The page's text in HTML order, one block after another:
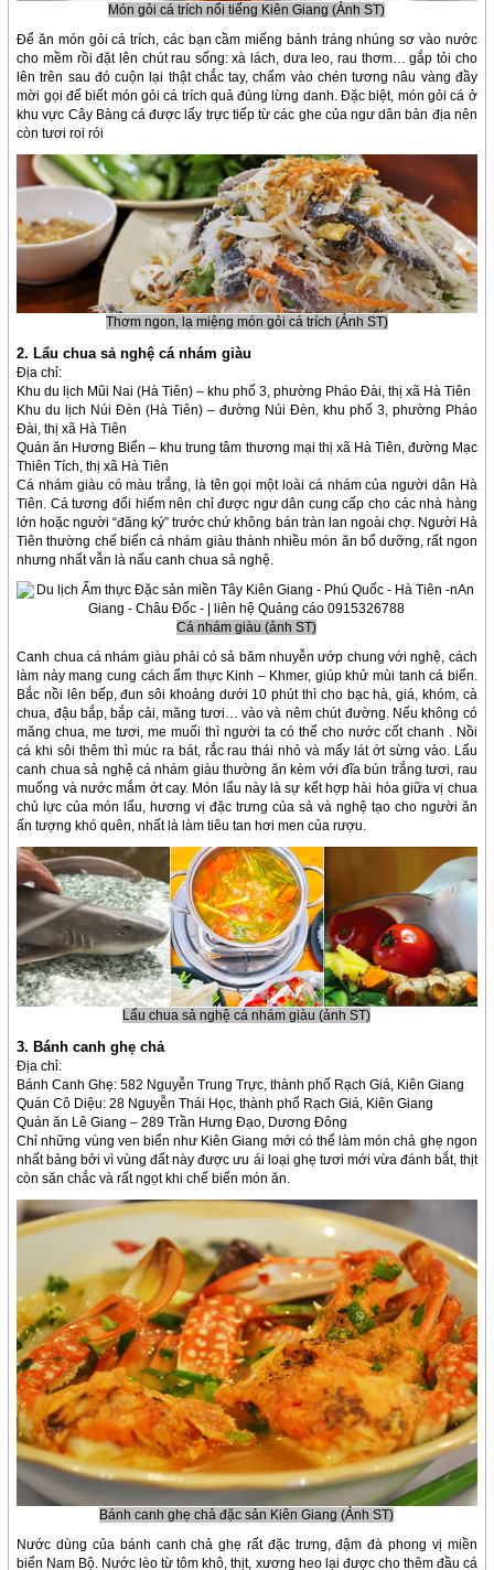
Món gỏi cá trích nổi tiếng Kiên Giang (Ảnh ST)
Để ăn món gỏi cá trích, các bạn cầm miếng bánh tráng nhúng sơ vào nước
cho mềm rồi đặt lên chút rau sống: xà lách, dưa leo, rau thơm… gắp tỏi cho
lên trên sau đó cuộn lại thật chắc tay, chấm vào chén tương nâu vàng đầy
mời gọi để biết món gỏi cá trích quả đúng lừng danh. Đặc biệt, món gỏi cá ở
khu vực Cây Bàng cá được lấy trực tiếp từ các ghe của ngư dân bản địa nên
còn tươi roi rói
Thơm ngon, lạ miệng món gỏi cá trích (Ảnh ST)
2. Lẩu chua sả nghệ cá nhám giàu
Địa chỉ:
Khu du lịch Mũi Nai (Hà Tiên) – khu phố 3, phường Pháo Đài, thị xã Hà Tiên
Khu du lịch Núi Đèn (Hà Tiên) – đường Núi Đèn, khu phố 3, phường Pháo
Đài, thị xã Hà Tiên
Quán ăn Hương Biển – khu trung tâm thương mại thị xã Hà Tiên, đường Mạc
Thiên Tích, thị xã Hà Tiên
Cá nhám giàu có màu trắng, là tên gọi một loài cá nhám của người dân Hà
Tiên. Cá tương đối hiếm nên chỉ được ngư dân cung cấp cho các nhà hàng
lớn hoặc người “đăng ký” trước chứ không bán tràn lan ngoài chợ. Người Hà
Tiên thường chế biến cá nhám giàu thành nhiều món ăn bổ dưỡng, rất ngon
nhưng nhất vẫn là nấu canh chua sả nghệ.
Cá nhám giàu (ảnh ST)
Canh chua cá nhám giàu phải có sả băm nhuyễn ướp chung với nghệ, cách
làm này mang cung cách ẩm thực Kinh – Khmer, giúp khử mùi tanh cá biển.
Bắc nồi lên bếp, đun sôi khoảng dưới 10 phút thì cho bạc hà, giá, khóm, cà
chua, đậu bắp, bắp cải, măng tươi… vào và nêm chút đường. Nếu không có
măng chua, me tươi, me muối thì người ta có thể cho nước cốt chanh . Nồi
cá khi sôi thêm thì múc ra bát, rắc rau thái nhỏ và mấy lát ớt sừng vào. Lẩu
canh chua sả nghệ cá nhám giàu thường ăn kèm với đĩa bún trắng tươi, rau
muống và nước mắm ớt cay. Món lẩu này là sự kết hợp hài hòa giữa vị chua
chủ lực của món lẩu, hương vị đặc trưng của sả và nghệ tạo cho người ăn
ấn tượng khó quên, nhất là làm tiêu tan hơi men của rượu.
Lẩu chua sả nghệ cá nhám giàu (ảnh ST)
3. Bánh canh ghẹ chả
Địa chỉ:
Bánh Canh Ghẹ: 582 Nguyễn Trung Trực, thành phố Rạch Giá, Kiên Giang
Quán Cô Diệu: 28 Nguyễn Thái Học, thành phố Rạch Giá, Kiên Giang
Quán ăn Lê Giang – 289 Trần Hưng Đạo, Dương Đông
Chỉ những vùng ven biển như Kiên Giang mới có thể làm món chả ghẹ ngon
nhất bảng bởi vì vùng đất này được ưu ái loại ghẹ tươi mới vừa đánh bắt, thịt
còn săn chắc và rất ngọt khi chế biến món ăn.
Bánh canh ghẹ chả đặc sản Kiên Giang (Ảnh ST)
Nước dùng của bánh canh chả ghẹ rất đặc trưng, đậm đà phong vị miền
biển Nam Bộ. Nước lèo từ tôm khô, thịt, xương heo lại được cho thêm đầu cá